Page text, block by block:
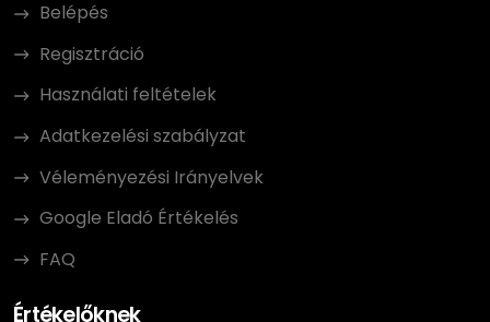
Belépés
Regisztráció
Használati feltételek
Adatkezelési szabályzat
Véleményezési Irányelvek
Google Eladó Értékelés
FAQ
Értékelőknek